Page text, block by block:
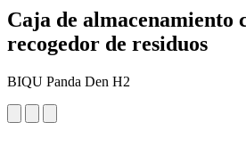
Caja de almacenamiento
recogedor de residuos
BIQU Panda Den H2